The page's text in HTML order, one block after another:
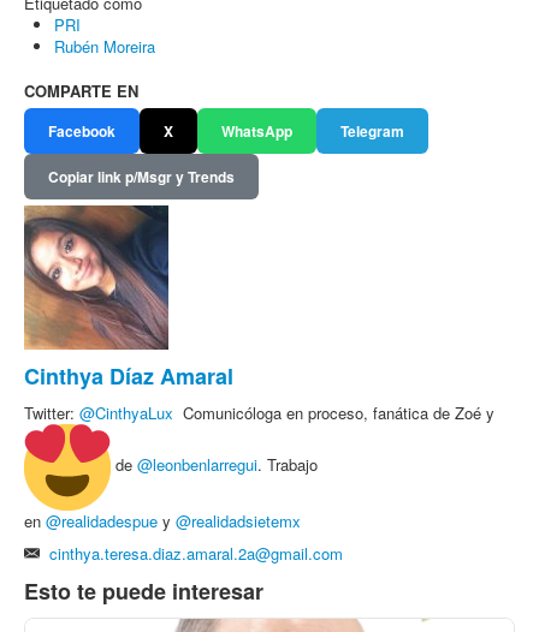
PRI
Rubén Moreira
COMPARTE EN
Facebook X WhatsApp Telegram
Copiar link p/Msgr y Trends
Cinthya Díaz Amaral
Twitter: @CinthyaLux Comunicóloga en proceso, fanática de Zoé y
de @leonbenlarregui. Trabajo
en @realidadespue y @realidadsietemx
cinthya.teresa.diaz.amaral.2a@gmail.com
Esto te puede interesar